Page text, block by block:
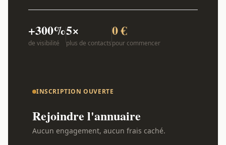
+300%
de visibilité
5×
plus de contacts
0 €
pour commencer
INSCRIPTION OUVERTE
Rejoindre l'annuaire
Aucun engagement, aucun frais caché.